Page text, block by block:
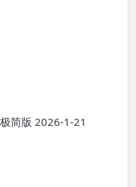
简版 2026-1-21